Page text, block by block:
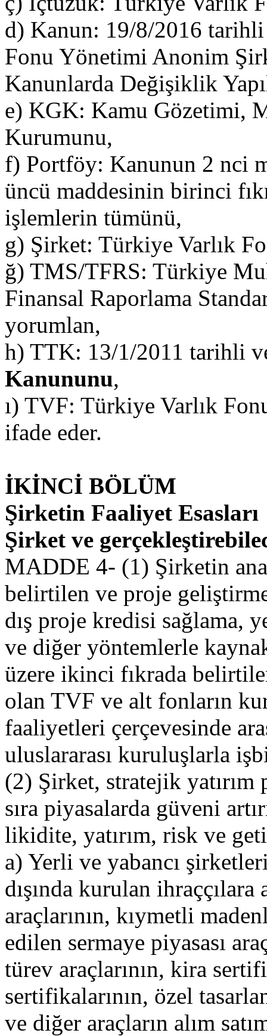
d) Kanun: 19/8/2016 tarihli
Fonu Yönetimi Anonim
Kanunlarda Değişiklik
e) KGK: Kamu Gözetimi,
Kurumunu,
f) Portföy: Kanunun 2 nci
üncü maddesinin birinci
işlemlerin tümünü,
g) Şirket: Türkiye Varlık
ğ) TMS/TFRS: Türkiye
Finansal Raporlama
yorumlan,
h) TTK: 13/1/2011 tarihli
Kanununu,
ı) TVF: Türkiye Varlık
ifade eder.
İKİNCİ BÖLÜM
Şirketin Faaliyet Esasları
Şirket ve
MADDE 4- (1) Şirketin
belirtilen ve proje
dış proje kredisi sağlama,
ve diğer yöntemlerle
üzere ikinci fıkrada
olan TVF ve alt fonların
faaliyetleri çerçevesinde
uluslararası kuruluşlarla
(2) Şirket, stratejik yatırım
sıra piyasalarda güveni
likidite, yatırım, risk ve
a) Yerli ve yabancı
dışında kurulan
araçlarının, kıymetli
edilen sermaye piyasası
türev araçlarının, kira
sertifikalarının, özel
ve diğer araçların alım